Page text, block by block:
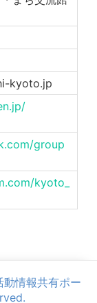
kyoto.jp
group
kyoto_
動情報共有ポー